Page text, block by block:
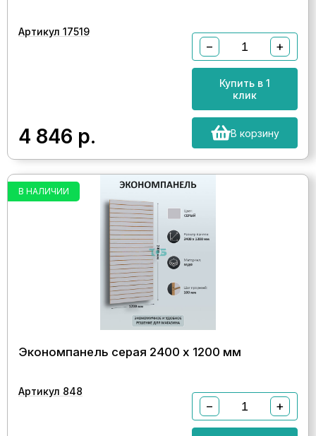
Артикул 17519
4 846 р.
− +
Купить в 1
клик
В корзину
В НАЛИЧИИ
Экономпанель серая 2400 х 1200 мм
Артикул 848
− +